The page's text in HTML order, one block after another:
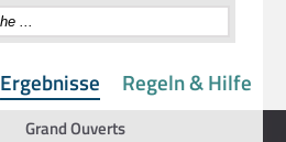
Ergebnisse
Grand Ouverts
Regeln & Hilfe